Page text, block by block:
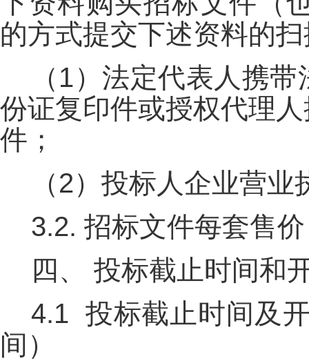
的方式提交下述资料的
（1）法定代表人携
份证复印件或授权代理
件；
（2）投标人企业营
3.2. 招标文件每套售
四、 投标截止时间和
4.1 投标截止时间及
间）